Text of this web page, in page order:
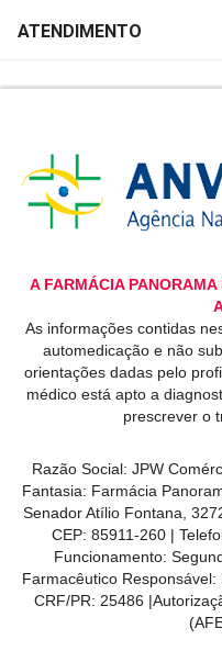
ATENDIMENTO
A FARMÁCIA
As informações contidas
automedicação e não
orientações dadas pelo
médico está apto a
prescrever o
Razão Social: JPW
Fantasia: Farmácia
Senador Atílio Fontana,
CEP: 85911-260 |
Funcionamento:
Farmacêutico
CRF/PR: 25486